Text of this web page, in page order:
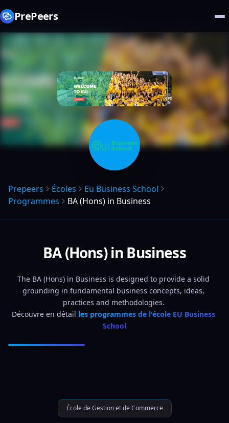
PrePeers
Prepeers Écoles
Eu Business School
Programmes
BA (Hons) in Business
BA (Hons) in Business
The BA (Hons) in Business is designed to provide a solid
grounding in fundamental business concepts, ideas,
practices and methodologies.
Découvre en détail les programmes de l'école EU Business
School
École de Gestion et de Commerce